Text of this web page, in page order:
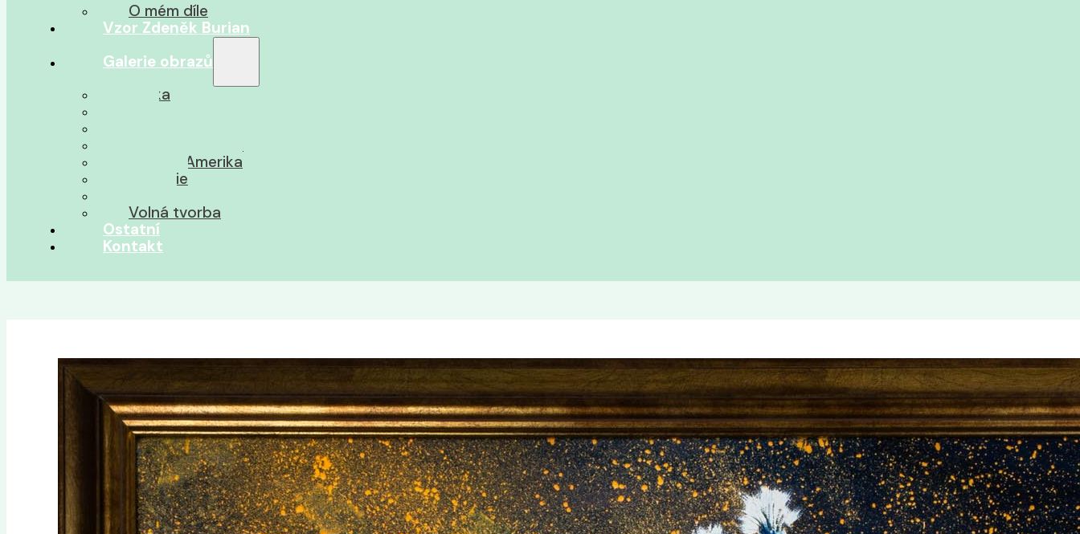
O mém díle
Vzor Zdeněk Burian
Galerie obrazů
Afrika
Střední Amerika
Oceánie
Volná tvorba
Ostatní
Kontakt